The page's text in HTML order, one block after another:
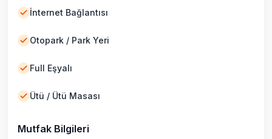
İnternet Bağlantısı
Otopark / Park Yeri
Full Eşyalı
Ütü / Ütü Masası
Mutfak Bilgileri